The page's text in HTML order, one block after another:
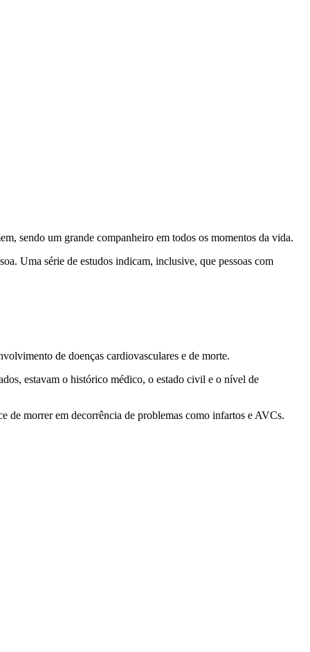
sendo um grande companheiro em todos os momentos da vida.
Uma série de estudos indicam, inclusive, que pessoas com
de doenças cardiovasculares e de morte.
estavam o histórico médico, o estado civil e o nível de
de morrer em decorrência de problemas como infartos e AVCs.